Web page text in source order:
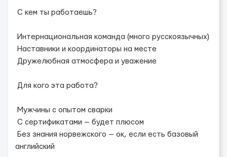
С кем ты работаешь?
Интернациональная команда (много русскоязычных)
Наставники и координаторы на месте
Дружелюбная атмосфера и уважение
Для кого эта работа?
Мужчины с опытом сварки
С сертификатами — будет плюсом
Без знания норвежского — ок, если есть базовый
английский